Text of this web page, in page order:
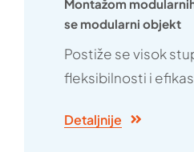
Montažom
se modularni objekt
Postiže se visok
fleksibilnosti i
Detaljnije